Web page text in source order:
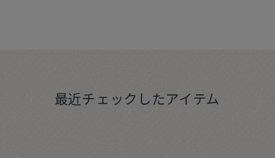
最近チェックしたアイテム